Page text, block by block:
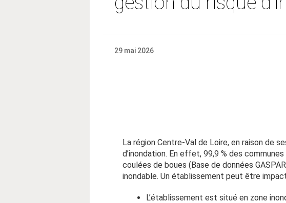
29 mai 2026
La région Centre-Val de Loire, en raison de
d’inondation. En effet, 99,9 % des
coulées de boues (Base de données
inondable. Un établissement peut être
L’établissement est situé en zone